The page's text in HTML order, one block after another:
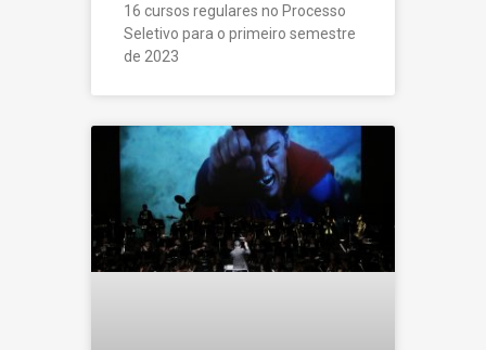
16 cursos regulares no Processo
Seletivo para o primeiro semestre
de 2023